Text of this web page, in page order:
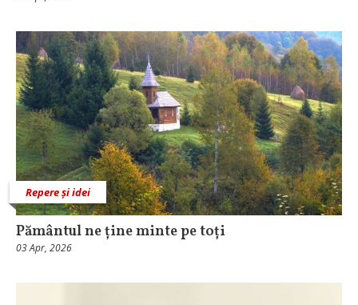
Repere și idei
Pământul ne ține minte pe toți
03 Apr, 2026